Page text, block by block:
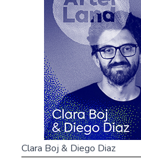
Clara Boj & Diego Diaz